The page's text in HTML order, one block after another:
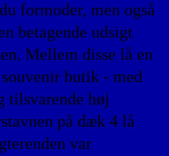
formoder, men også
betagende udsigt
Mellem disse lå en
butik - med
tilsvarende høj
på dæk 4 lå
var